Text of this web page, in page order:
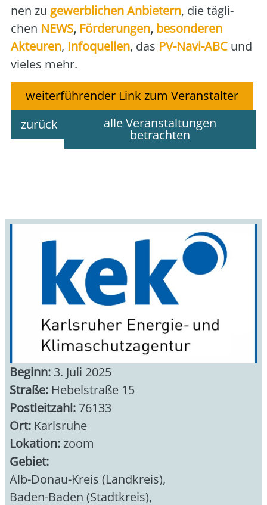
nen zu gewerb­li­chen Anbie­tern, die täg­li­
chen NEWS, För­de­run­gen, beson­de­ren
Akteu­ren, Info­quel­len, das PV-Navi-ABC und
vie­les mehr.
weiterführender Link zum Veranstalter
zurück
alle Veranstaltungen
betrachten
Beginn: 3. Juli 2025
Straße: Hebelstraße 15
Postleitzahl: 76133
Ort: Karlsruhe
Lokation:zoom
Gebiet:
Alb-Donau-Kreis (Landkreis),
Baden-Baden (Stadtkreis),